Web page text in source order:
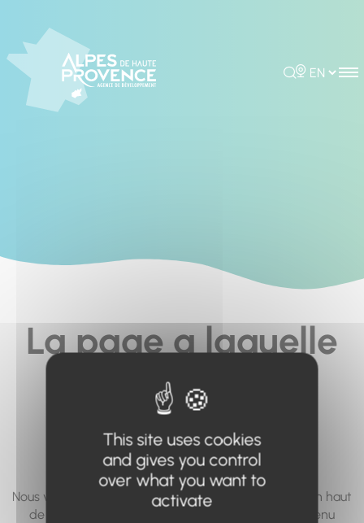
Rechercher
Choisir la
La page a laquelle
vous cherchez à
accéder n'existe
pas... ou plus.
Nous vous invitons à utiliser le moteur de recherche en haut
de page, ou à utiliser le menu pour trouver le contenu
This site uses cookies
and gives you control
over what you want to
activate